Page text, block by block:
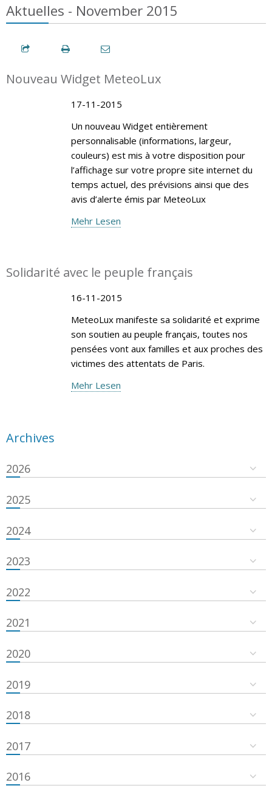
Aktuelles - November 2015
Nouveau Widget MeteoLux
17-11-2015
Un nouveau Widget entièrement
personnalisable (informations, largeur,
couleurs) est mis à votre disposition pour
l’affichage sur votre propre site internet du
temps actuel, des prévisions ainsi que des
avis d’alerte émis par MeteoLux
Mehr Lesen
Solidarité avec le peuple français
16-11-2015
MeteoLux manifeste sa solidarité et exprime
son soutien au peuple français, toutes nos
pensées vont aux familles et aux proches des
victimes des attentats de Paris.
Mehr Lesen
Archives
2026
2025
2024
2023
2022
2021
2020
2019
2018
2017
2016